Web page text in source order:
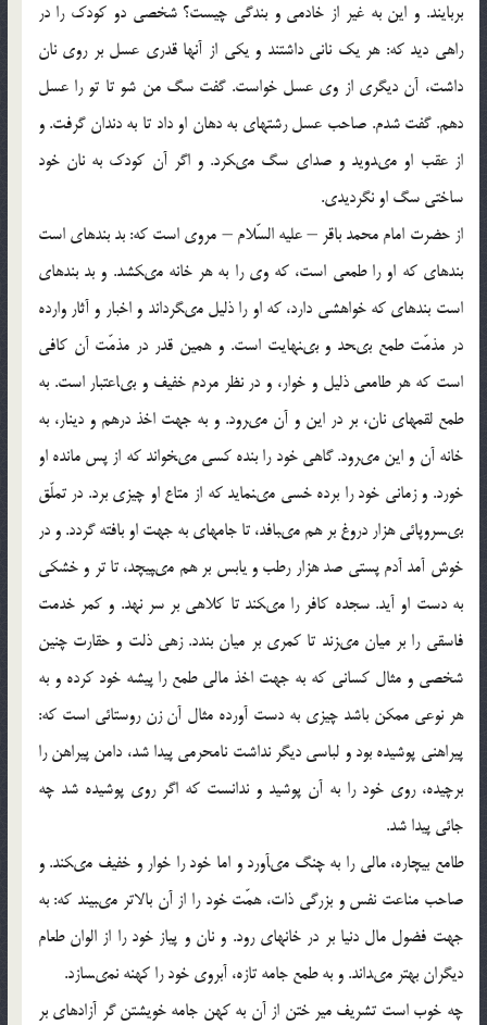
بربايند. و اين به غير از خادمى و بندگى چيست؟ شخصى دو كودك را در
راهى ديد كه: هر يك نانى داشتند و يكى از آنها قدرى عسل بر روى نان
داشت، آن ديگرى از وى عسل خواست. گفت سگ من شو تا تو را عسل
دهم. گفت شدم. صاحب عسل رشته‏اى به دهان او داد تا به دندان گرفت. و
از عقب او مى‏دويد و صداى سگ مى‏كرد. و اگر آن كودك به نان خود
ساختى سگ او نگرديدى.
از حضرت امام محمد باقر – عليه السّلام – مروى است كه: بد بنده‏اى است
بنده‏اى كه او را طمعى است، كه وى را به هر خانه مى‏كشد. و بد بنده‏اى
است بنده‏اى كه خواهشى دارد، كه او را ذليل مى‏گرداند و اخبار و آثار وارده
در مذمّت طمع بى‏حد و بى‏نهايت است. و همين قدر در مذمّت آن كافى
است كه هر طامعى ذليل و خوار، و در نظر مردم خفيف و بى‏اعتبار است. به
طمع لقمه‏اى نان، بر در اين و آن مى‏رود. و به جهت اخذ درهم و دينار، به
خانه آن و اين مى‏رود. گاهى خود را بنده كسى مى‏خواند كه از پس مانده او
خورد. و زمانى خود را برده خسى مى‏نمايد كه از متاع او چيزى برد. در تملّق
بى‏سروپائى هزار دروغ بر هم مى‏بافد، تا جامه‏اى به جهت او بافته گردد. و در
خوش آمد آدم پستى صد هزار رطب و يابس بر هم مى‏پيچد، تا تر و خشكى
به دست او آيد. سجده كافر را مى‏كند تا كلاهى بر سر نهد. و كمر خدمت
فاسقى را بر ميان مى‏زند تا كمرى بر ميان بندد. زهى ذلت و حقارت چنين
شخصى و مثال كسانى كه به جهت اخذ مالى طمع را پيشه خود كرده و به
هر نوعى ممكن باشد چيزى به دست آورده مثال آن زن روستائى است كه:
پيراهنى پوشيده بود و لباسى ديگر نداشت نامحرمى پيدا شد، دامن پيراهن را
برچيده، روى خود را به آن پوشيد و ندانست كه اگر روى پوشيده شد چه
جائى پيدا شد.
طامع بيچاره، مالى را به چنگ مى‏آورد و اما خود را خوار و خفيف مى‏كند. و
صاحب مناعت نفس و بزرگى ذات، همّت خود را از آن بالاتر مى‏بيند كه: به
جهت فضول مال دنيا بر در خانه‏اى رود. و نان و پياز خود را از الوان طعام
ديگران بهتر مى‏داند. و به طمع جامه تازه، آبروى خود را كهنه نمى‏سازد.
چه خوب است تشريف مير ختن از آن به كهن جامه خويشتن گر آزاده‏اى بر